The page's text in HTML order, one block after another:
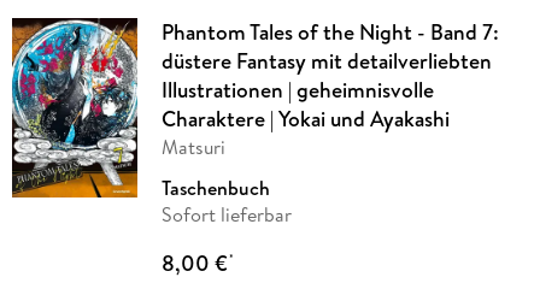
Phantom Tales of the Night - Band 7:
düstere Fantasy mit detailverliebten
Illustrationen | geheimnisvolle
Charaktere | Yokai und Ayakashi
Matsuri
Taschenbuch
Sofort lieferbar
8,00 €*